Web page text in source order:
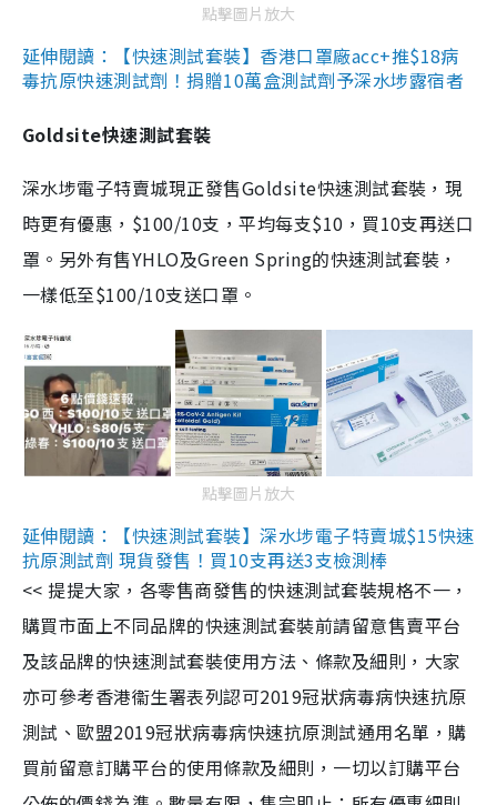
點擊圖片放大
延伸閱讀：【快速測試套裝】香港口罩廠acc+推$18病
毒抗原快速測試劑！捐贈10萬盒測試劑予深水埗露宿者
Goldsite快速測試套裝
深水埗電子特賣城現正發售Goldsite快速測試套裝，現
時更有優惠，$100/10支，平均每支$10，買10支再送口
罩。另外有售YHLO及Green Spring的快速測試套裝，
一樣低至$100/10支送口罩。
點擊圖片放大
延伸閱讀：【快速測試套裝】深水埗電子特賣城$15快速
抗原測試劑 現貨發售！買10支再送3支檢測棒
<< 提提大家，各零售商發售的快速測試套裝規格不一，
購買市面上不同品牌的快速測試套裝前請留意售賣平台
及該品牌的快速測試套裝使用方法、條款及細則，大家
亦可參考香港衞生署表列認可2019冠狀病毒病快速抗原
測試、歐盟2019冠狀病毒病快速抗原測試通用名單，購
買前留意訂購平台的使用條款及細則，一切以訂購平台